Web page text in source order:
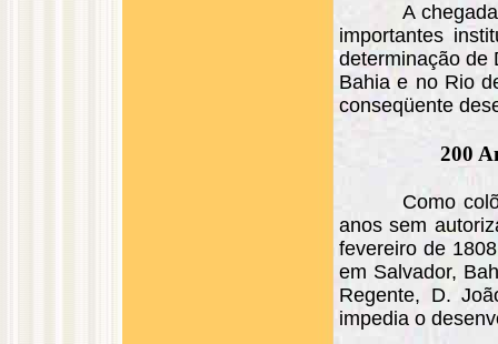
A
importantes
determinação de
Bahia e no Rio
conseqüente
200
Como
anos sem
fevereiro de
em Salvador,
Regente, D.
impedia o